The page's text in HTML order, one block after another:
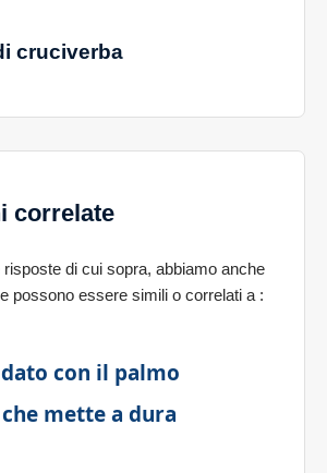
cruciverba
correlate
risposte di cui sopra, abbiamo anche
possono essere simili o correlati a :
con il palmo
mette a dura